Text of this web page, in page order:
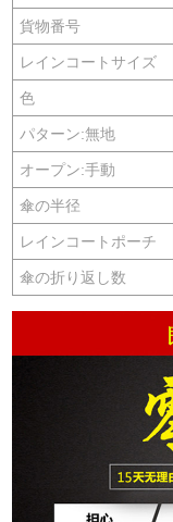
貨物番号
レインコートサイズ
色
パターン:無地
オープン:手動
傘の半径
レインコートポーチ
傘の折り返し数